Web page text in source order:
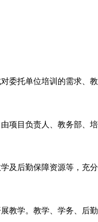
委托单位培训的需求、
项目负责人、教务部、
及后勤保障资源等，充
教学。教学、学务、后